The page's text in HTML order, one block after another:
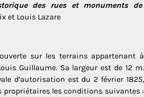
des rues et monuments de
et Louis Lazare
sur les terrains appartenant à
Guillaume. Sa largeur est de 12 m.
d’autorisation est du 2 février 1825,
propriétaires les conditions suivantes :